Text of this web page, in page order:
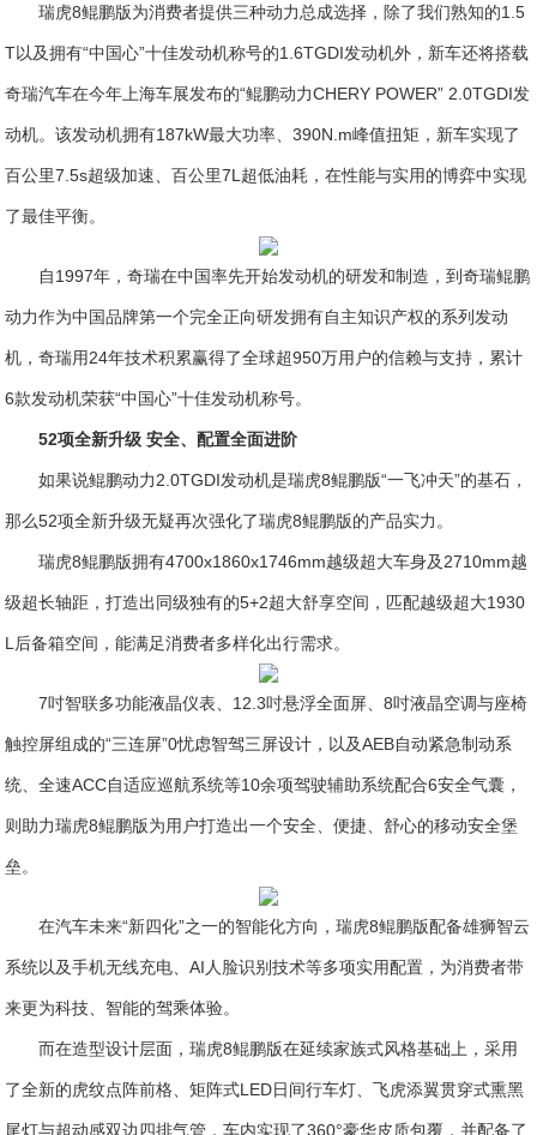
瑞虎8鲲鹏版为消费者提供三种动力总成选择，除了我们熟知的1.5
T以及拥有“中国心”十佳发动机称号的1.6TGDI发动机外，新车还将搭载
奇瑞汽车在今年上海车展发布的“鲲鹏动力CHERY POWER” 2.0TGDI发
动机。该发动机拥有187kW最大功率、390N.m峰值扭矩，新车实现了
百公里7.5s超级加速、百公里7L超低油耗，在性能与实用的博弈中实现
了最佳平衡。
自1997年，奇瑞在中国率先开始发动机的研发和制造，到奇瑞鲲鹏
动力作为中国品牌第一个完全正向研发拥有自主知识产权的系列发动
机，奇瑞用24年技术积累赢得了全球超950万用户的信赖与支持，累计
6款发动机荣获“中国心”十佳发动机称号。
52项全新升级安全、配置全面进阶
如果说鲲鹏动力2.0TGDI发动机是瑞虎8鲲鹏版“一飞冲天”的基石，
那么52项全新升级无疑再次强化了瑞虎8鲲鹏版的产品实力。
瑞虎8鲲鹏版拥有4700x1860x1746mm越级超大车身及2710mm越
级超长轴距，打造出同级独有的5+2超大舒享空间，匹配越级超大1930
L后备箱空间，能满足消费者多样化出行需求。
7吋智联多功能液晶仪表、12.3吋悬浮全面屏、8吋液晶空调与座椅
触控屏组成的“三连屏”0忧虑智驾三屏设计，以及AEB自动紧急制动系
统、全速ACC自适应巡航系统等10余项驾驶辅助系统配合6安全气囊，
则助力瑞虎8鲲鹏版为用户打造出一个安全、便捷、舒心的移动安全堡
垒。
在汽车未来“新四化”之一的智能化方向，瑞虎8鲲鹏版配备雄狮智云
系统以及手机无线充电、AI人脸识别技术等多项实用配置，为消费者带
来更为科技、智能的驾乘体验。
而在造型设计层面，瑞虎8鲲鹏版在延续家族式风格基础上，采用
了全新的虎纹点阵前格、矩阵式LED日间行车灯、飞虎添翼贯穿式熏黑
尾灯与超动感双边四排气管，车内实现了360°豪华皮质包覆，并配备了